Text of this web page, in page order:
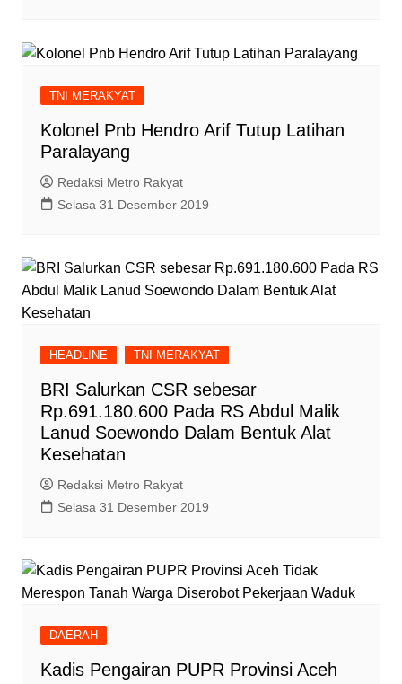
TNI MERAKYAT
Kolonel Pnb Hendro Arif Tutup Latihan
Paralayang
Redaksi Metro Rakyat
Selasa 31 Desember 2019
HEADLINE TNI MERAKYAT
BRI Salurkan CSR sebesar
Rp.691.180.600 Pada RS Abdul Malik
Lanud Soewondo Dalam Bentuk Alat
Kesehatan
Redaksi Metro Rakyat
Selasa 31 Desember 2019
DAERAH
Kadis Pengairan PUPR Provinsi Aceh